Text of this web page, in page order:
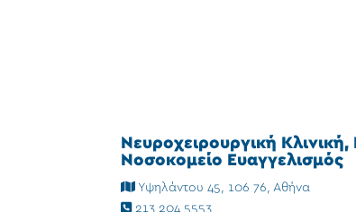
Νευροχειρουργική
Νοσοκομείο Ευαγγελισμός
Υψηλάντου 45, 106 76, Αθήνα
213 204 5553